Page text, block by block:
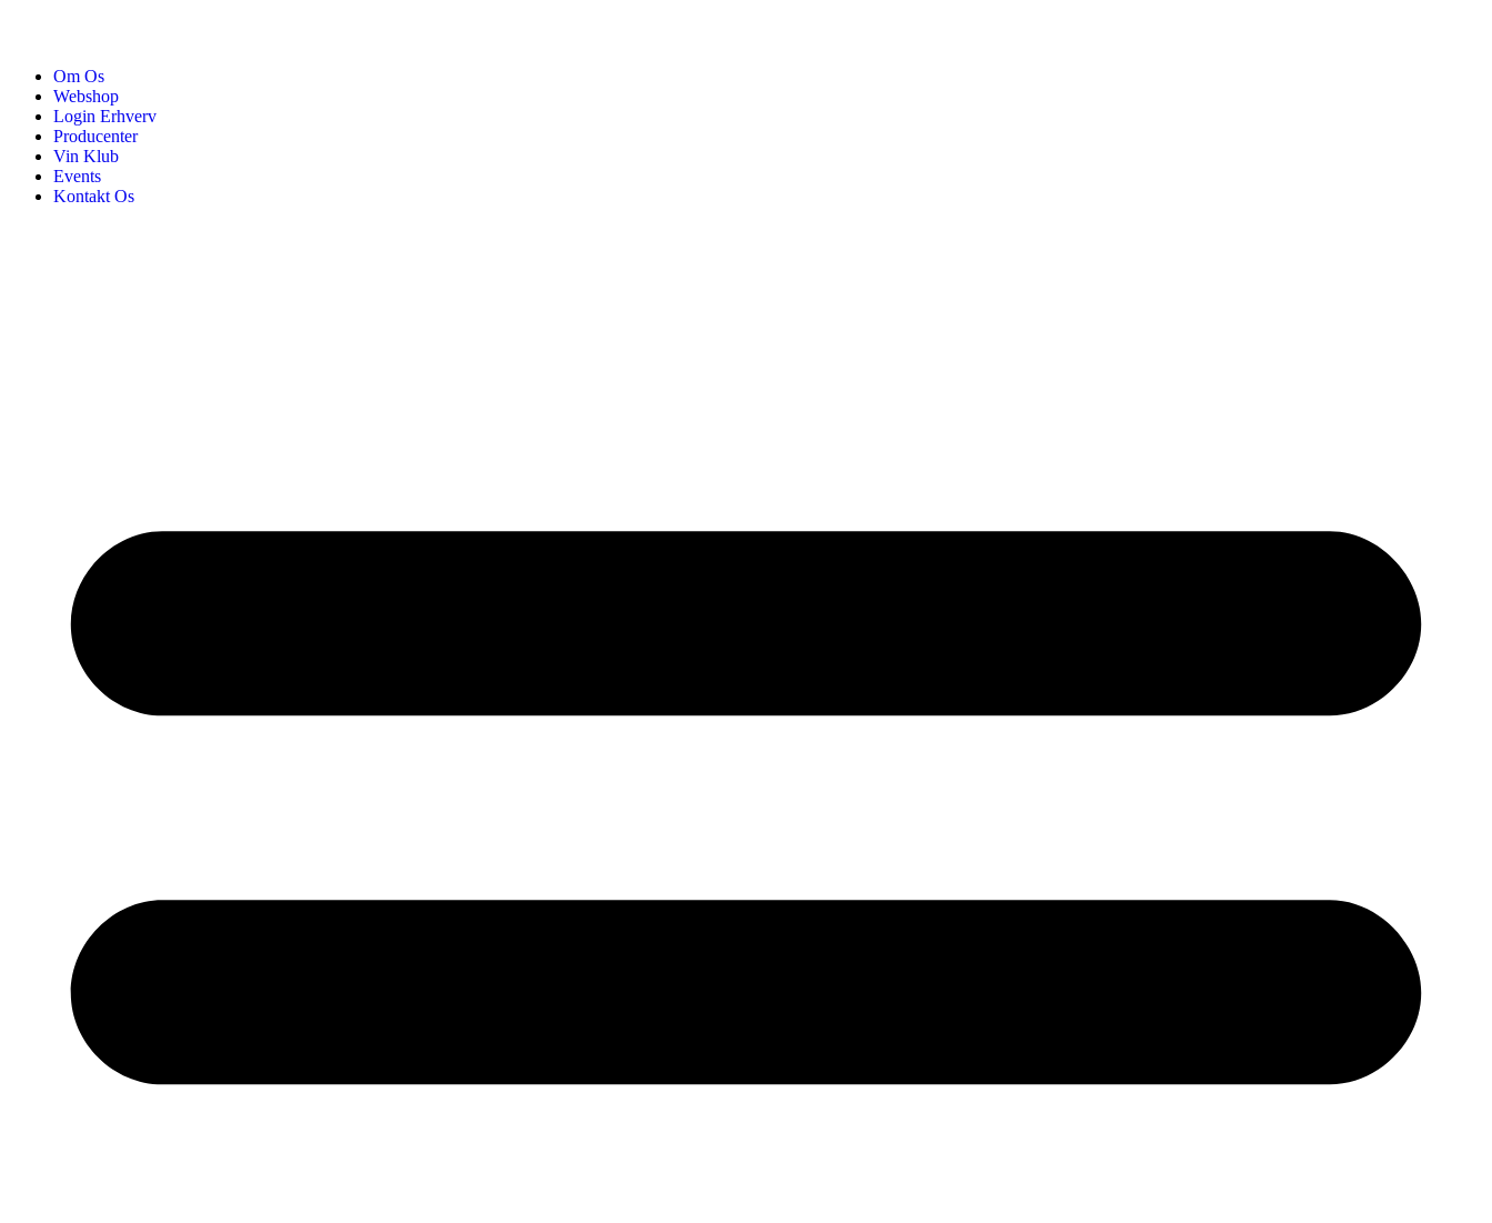
Om Os
Webshop
Login Erhverv
Producenter
Vin Klub
Events
Kontakt Os